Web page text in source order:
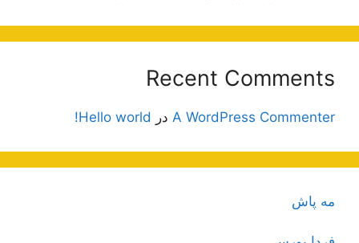
Recent Comments
A WordPress Commenter در Hello world!
مه پاش